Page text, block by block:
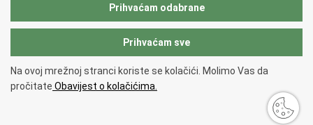
Copyright © 2026 Policijska uprava virovitičko-podravska.
korištenja.Izjava o pristupačnosti.
Prihvaćam odabrane
Prihvaćam sve
Na ovoj mrežnoj stranci koriste se kolačići. Molimo Vas da
pročitate Obavijest o kolačićima.